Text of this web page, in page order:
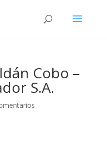
Cobo –
S.A.